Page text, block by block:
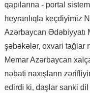
qapılarına - portal
heyranlıqla keçdiyimiz
Azərbaycan Ədəbiyyatı
şəbəkələr, oxvari tağlar
Memar Azərbaycan
nəbati naxışların
edirdi ki, daşlar sanki dil